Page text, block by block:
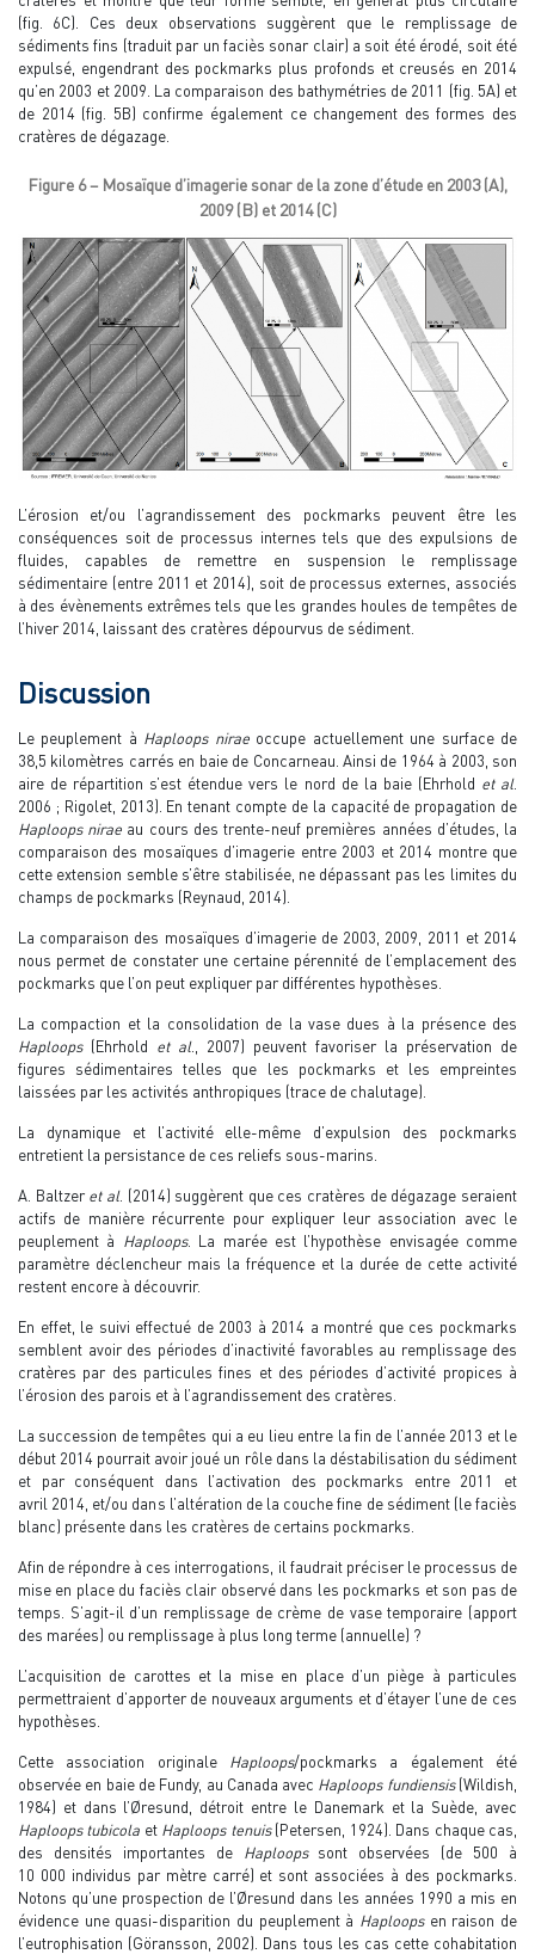
(fig. 6C). Ces deux observations suggèrent que le remplissage de
sédiments fins (traduit par un faciès sonar clair) a soit été érodé, soit été
expulsé, engendrant des pockmarks plus profonds et creusés en 2014
qu’en 2003 et 2009. La comparaison des bathymétries de 2011 (fig. 5A) et
de 2014 (fig. 5B) confirme également ce changement des formes des
cratères de dégazage.
Figure 6 – Mosaïque d’imagerie sonar de la zone d’étude en 2003 (A),
2009 (B) et 2014 (C)
L’érosion et/ou l’agrandissement des pockmarks peuvent être les
conséquences soit de processus internes tels que des expulsions de
fluides, capables de remettre en suspension le remplissage
sédimentaire (entre 2011 et 2014), soit de processus externes, associés
à des évènements extrêmes tels que les grandes houles de tempêtes de
l’hiver 2014, laissant des cratères dépourvus de sédiment.
Discussion
Le peuplement à Haploops niraeoccupe actuellement une surface de
38,5 kilomètres carrés en baie de Concarneau. Ainsi de 1964 à 2003, son
aire de répartition s’est étendue vers le nord de la baie (Ehrhold et al.
2006 ; Rigolet, 2013). En tenant compte de la capacité de propagation de
Haploops nirae au cours des trente-neuf premières années d’études, la
comparaison des mosaïques d’imagerie entre 2003 et 2014 montre que
cette extension semble s’être stabilisée, ne dépassant pas les limites du
champs de pockmarks (Reynaud, 2014).
La comparaison des mosaïques d’imagerie de 2003, 2009, 2011 et 2014
nous permet de constater une certaine pérennité de l’emplacement des
pockmarks que l’on peut expliquer par différentes hypothèses.
La compaction et la consolidation de la vase dues à la présence des
Haploops(Ehrhold et al., 2007) peuvent favoriser la préservation de
figures sédimentaires telles que les pockmarks et les empreintes
laissées par les activités anthropiques (trace de chalutage).
La dynamique et l’activité elle-même d’expulsion des pockmarks
entretient la persistance de ces reliefs sous-marins.
A. Baltzer et al. (2014) suggèrent que ces cratères de dégazage seraient
actifs de manière récurrente pour expliquer leur association avec le
peuplement à Haploops. La marée est l’hypothèse envisagée comme
paramètre déclencheur mais la fréquence et la durée de cette activité
restent encore à découvrir.
En effet, le suivi effectué de 2003 à 2014 a montré que ces pockmarks
semblent avoir des périodes d’inactivité favorables au remplissage des
cratères par des particules fines et des périodes d’activité propices à
l’érosion des parois et à l’agrandissement des cratères.
La succession de tempêtes qui a eu lieu entre la fin de l’année 2013 et le
début 2014 pourrait avoir joué un rôle dans la déstabilisation du sédiment
et par conséquent dans l’activation des pockmarks entre 2011 et
avril 2014, et/ou dans l’altération de la couche fine de sédiment (le faciès
blanc) présente dans les cratères de certains pockmarks.
Afin de répondre à ces interrogations, il faudrait préciser le processus de
mise en place du faciès clair observé dans les pockmarks et son pas de
temps. S’agit-il d’un remplissage de crème de vase temporaire (apport
des marées) ou remplissage à plus long terme (annuelle) ?
L’acquisition de carottes et la mise en place d’un piège à particules
permettraient d’apporter de nouveaux arguments et d’étayer l’une de ces
hypothèses.
Cette association originale Haploops/pockmarks a également été
observée en baie de Fundy, au Canada avec Haploops fundiensis(Wildish,
1984) et dans l’Øresund, détroit entre le Danemark et la Suède, avec
Haploops tubicola et Haploops tenuis(Petersen, 1924). Dans chaque cas,
des densités importantes de Haploopssont observées (de 500 à
10 000 individus par mètre carré) et sont associées à des pockmarks.
Notons qu’une prospection de l’Øresund dans les années 1990 a mis en
évidence une quasi-disparition du peuplement à Haploopsen raison de
l’eutrophisation (Göransson, 2002). Dans tous les cas cette cohabitation